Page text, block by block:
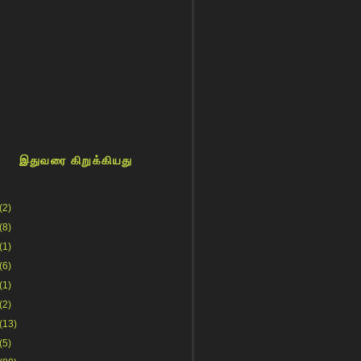
இதுவரை கிறுக்கியது
(2)
(8)
(1)
(6)
(1)
(2)
(13)
(5)